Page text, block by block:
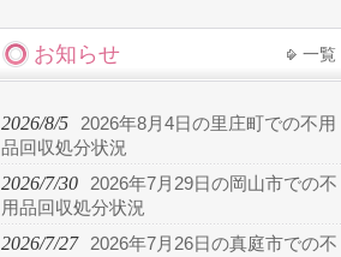
お知らせ 一覧
2026/8/5
2026年8月4日の里庄町での不用
品回収処分状況
2026/7/30
2026年7月29日の岡山市での不
用品回収処分状況
2026/7/27
2026年7月26日の真庭市での不